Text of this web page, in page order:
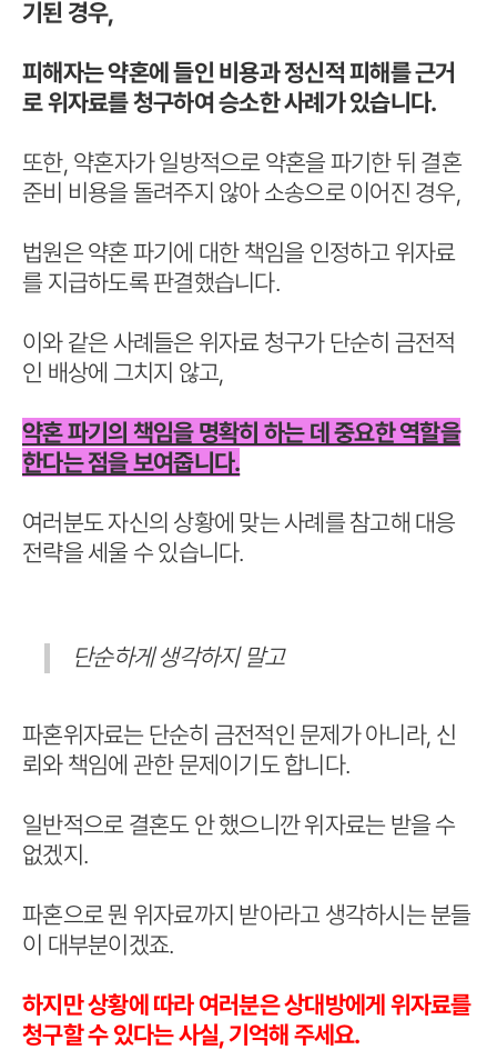
기된 경우,
피해자는 약혼에 들인 비용과 정신적 피해를 근거
로 위자료를 청구하여 승소한 사례가 있습니다.
또한, 약혼자가 일방적으로 약혼을 파기한 뒤 결혼
준비 비용을 돌려주지 않아 소송으로 이어진 경우,
법원은 약혼 파기에 대한 책임을 인정하고 위자료
를 지급하도록 판결했습니다.
이와 같은 사례들은 위자료 청구가 단순히 금전적
인 배상에 그치지 않고,
약혼 파기의 책임을 명확히 하는 데 중요한 역할을
한다는 점을 보여줍니다.
여러분도 자신의 상황에 맞는 사례를 참고해 대응
전략을 세울 수 있습니다.
단순하게 생각하지 말고
파혼위자료는 단순히 금전적인 문제가 아니라, 신
뢰와 책임에 관한 문제이기도 합니다.
일반적으로 결혼도 안 했으니깐 위자료는 받을 수
없겠지.
파혼으로 뭔 위자료까지 받아라고 생각하시는 분들
이 대부분이겠죠.
하지만 상황에 따라 여러분은 상대방에게 위자료를
청구할 수 있다는 사실, 기억해 주세요.